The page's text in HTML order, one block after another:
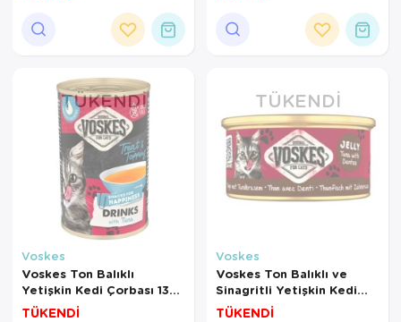
TÜKENDI
Voskes
Voskes Ton Balıklı
Yetişkin Kedi Çorbası 135
Ml
TÜKENDİ
TÜKENDI
Voskes
Voskes Ton Balıklı ve
Sinagritli Yetişkin Kedi
Konservesi 85 Gr
TÜKENDİ